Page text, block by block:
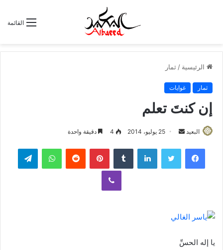
القائمة
الرئيسية / ثمار
ثمار غوايات
إن كنتَ تعلم
البعيد
س
ل
د
25 يوليو، 2014 4 دقيقة واحدة
لينكدإن بينتيريست واتساب
ڤايبر
يا إله الحسِّ